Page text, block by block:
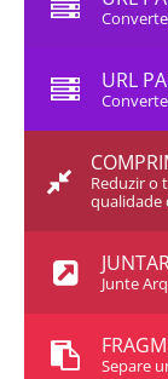
URL
Reduzir o
qualidade
Junte
Separe